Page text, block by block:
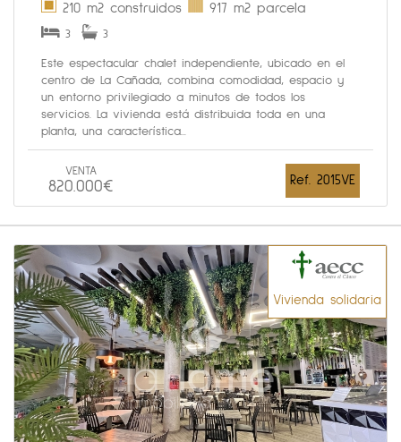
210 m2 construidos 917 m2 parcela
3 3
Este espectacular chalet independiente, ubicado en el
centro de La Cañada, combina comodidad, espacio y
un entorno privilegiado a minutos de todos los
servicios. La vivienda está distribuida toda en una
planta, una característica...
VENTA
820.000€ Ref. 2015VE
Vivienda solidaria